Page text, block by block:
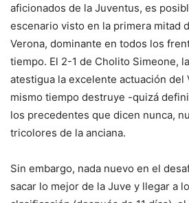
aficionados de la Juventus, es
escenario visto en la primera mitad
Verona, dominante en todos los
tiempo. El 2-1 de Cholito Simeone,
atestigua la excelente actuación del
mismo tiempo destruye -quizá
los precedentes que dicen nunca,
tricolores de la anciana.
Sin embargo, nada nuevo en el
sacar lo mejor de la Juve y llegar a